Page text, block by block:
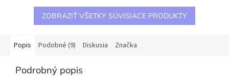
ZOBRAZIŤ VŠETKY SÚVISIACE PRODUKTY
Popis Podobné (9) Diskusia Značka
Podrobný popis